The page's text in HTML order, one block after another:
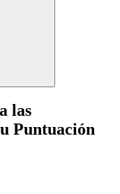
las
Puntuación